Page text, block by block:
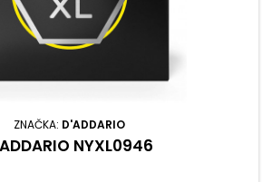
ZNAČKA: D'ADDARIO
NYXL0946